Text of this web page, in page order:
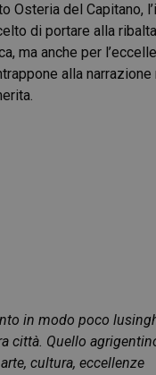
Osteria del Capitano,
di portare alla
ma anche per
alla narrazione
in modo poco
città. Quello
cultura, eccellenze